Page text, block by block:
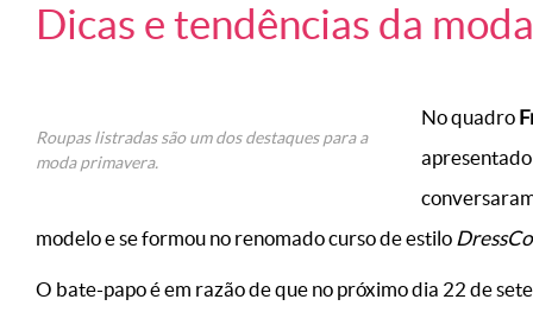
Dicas e tendências da
Roupas listradas são um dos destaques para a
moda primavera.
No quadro
modelo e se formou no renomado curso de estilo
O bate-papo é em razão de que no próximo dia 22 de